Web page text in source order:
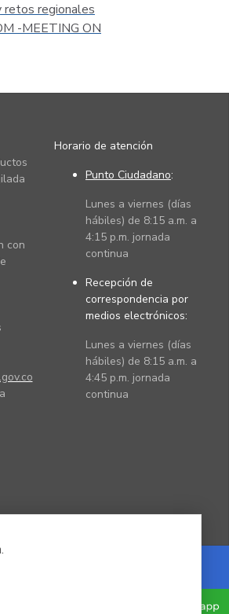
retos regionales
-MEETING ON
con
Horario de atención
Punto Ciudadano:
Lunes a viernes (días
hábiles) de 8:15 a.m. a
4:15 p.m. jornada
continua
Recepción de
correspondencia por
medios electrónicos:
Lunes a viernes (días
hábiles) de 8:15 a.m. a
4:45 p.m. jornada
continua
Powered by Nexura